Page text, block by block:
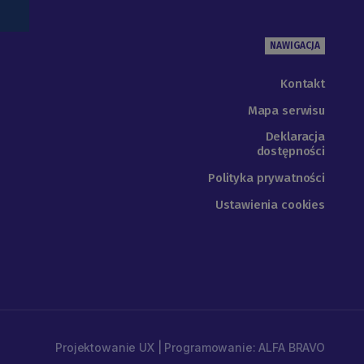
NAWIGACJA
Kontakt
Mapa serwisu
Deklaracja
dostępności
Polityka prywatności
Ustawienia cookies
Projektowanie UX | Programowanie: ALFA BRAVO